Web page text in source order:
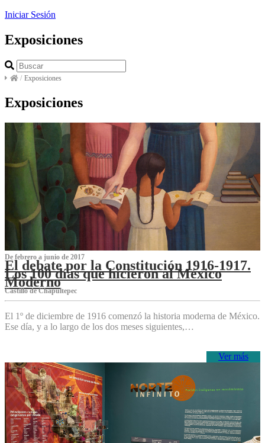
Iniciar Sesión
Exposiciones
/ Exposiciones
Exposiciones
De febrero a junio de 2017
El debate por la Constitución 1916-1917.
Los 100 días que hicieron al México
Moderno
Castillo de Chapultepec
El 1º de diciembre de 1916 comenzó la historia moderna de México.
Ese día, y a lo largo de los dos meses siguientes,…
Ver más